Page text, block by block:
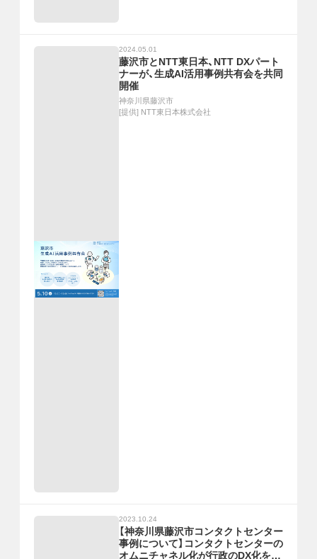
2024.05.01
藤沢市とNTT東日本、NTT DXパート
ナーが、生成AI活用事例共有会を共同
開催
神奈川県藤沢市
[提供] NTT東日本株式会社
2023.10.24
【神奈川県藤沢市コンタクトセンター
事例について】コンタクトセンターの
オムニチャネル化が行政のDX化を加